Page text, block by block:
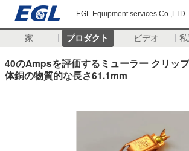
EGL Equipment services Co.,LTD
家 プロダクト ビデオ
40のAmpsを評価するミューラー クリッ
体銅の物質的な長さ61.1mm